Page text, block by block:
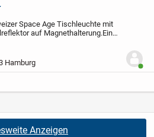
Space Age Tischleuchte mit
auf Magnethalterung.Ein
Detail dieser Leuchte ist der
Magneten gehalten und kann
Hamburg
Anzeigen